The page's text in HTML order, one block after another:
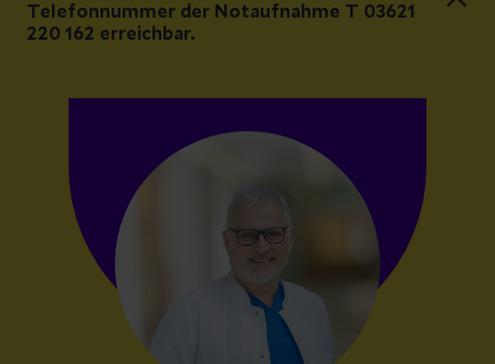
Telefonnummer der Notaufnahme T 03621
220 162 erreichbar.